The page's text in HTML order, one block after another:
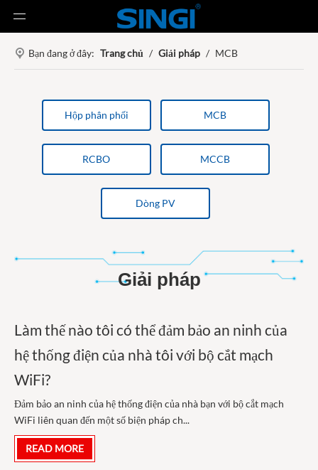
Bạn đang ở đây: Trang chủ / Giải pháp / MCB
Hộp phân phối MCB
RCBO MCCB
Dòng PV
Giải pháp
Làm thế nào tôi có thể đảm bảo an ninh của
hệ thống điện của nhà tôi với bộ cắt mạch
WiFi?
Đảm bảo an ninh của hệ thống điện của nhà bạn với bộ cắt mạch
WiFi liên quan đến một số biện pháp ch...
READ MORE